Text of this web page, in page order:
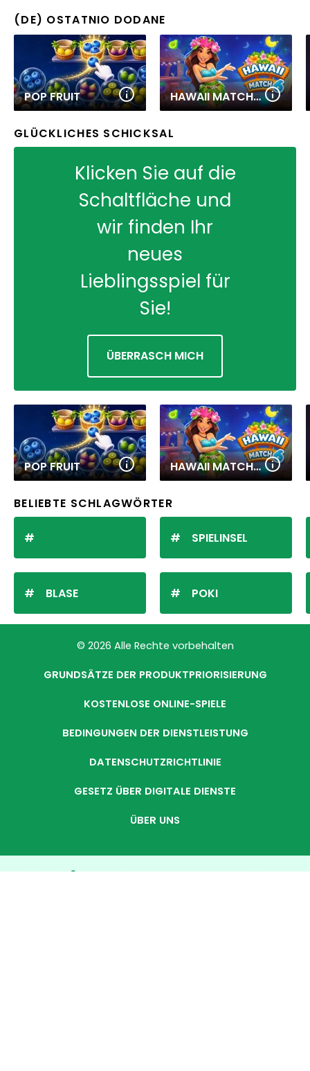
(DE) OSTATNIO DODANE
POP FRUIT HAWAII MATCH 6
GLÜCKLICHES SCHICKSAL
Klicken Sie auf die
Schaltfläche und
wir finden Ihr
neues
Lieblingsspiel für
Sie!
ÜBERRASCH MICH
POP FRUIT HAWAII MATCH 6
BELIEBTE SCHLAGWÖRTER
BLASE
SPIELINSEL
POKI
© 2026 Alle Rechte vorbehalten
GRUNDSÄTZE DER PRODUKTPRIORISIERUNG
KOSTENLOSE ONLINE-SPIELE
BEDINGUNGEN DER DIENSTLEISTUNG
DATENSCHUTZRICHTLINIE
GESETZ ÜBER DIGITALE DIENSTE
ÜBER UNS